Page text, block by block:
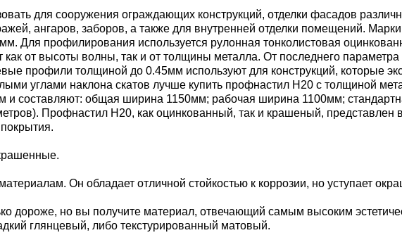
для сооружения ограждающих конструкций, отделки фасадов
ангаров, заборов, а также для внутренней отделки помещений.
Для профилирования используется рулонная тонколистовая
от высоты волны, так и от толщины металла. От последнего параметра
профили толщиной до 0.45мм используют для конструкций, которые
углами наклона скатов лучше купить профнастил Н20 с толщиной
составляют: общая ширина 1150мм; рабочая ширина 1100мм;
Профнастил Н20, как оцинкованный, так и крашеный, представлен
Он обладает отличной стойкостью к коррозии, но уступает
дороже, но вы получите материал, отвечающий самым высоким
глянцевый, либо текстурированный матовый.